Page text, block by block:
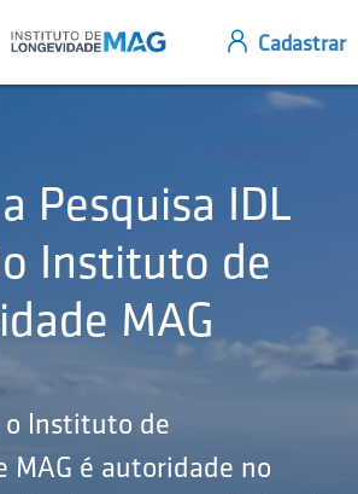
Pesquisa IDL
Instituto de
MAG
o Instituto de
MAG é autoridade no